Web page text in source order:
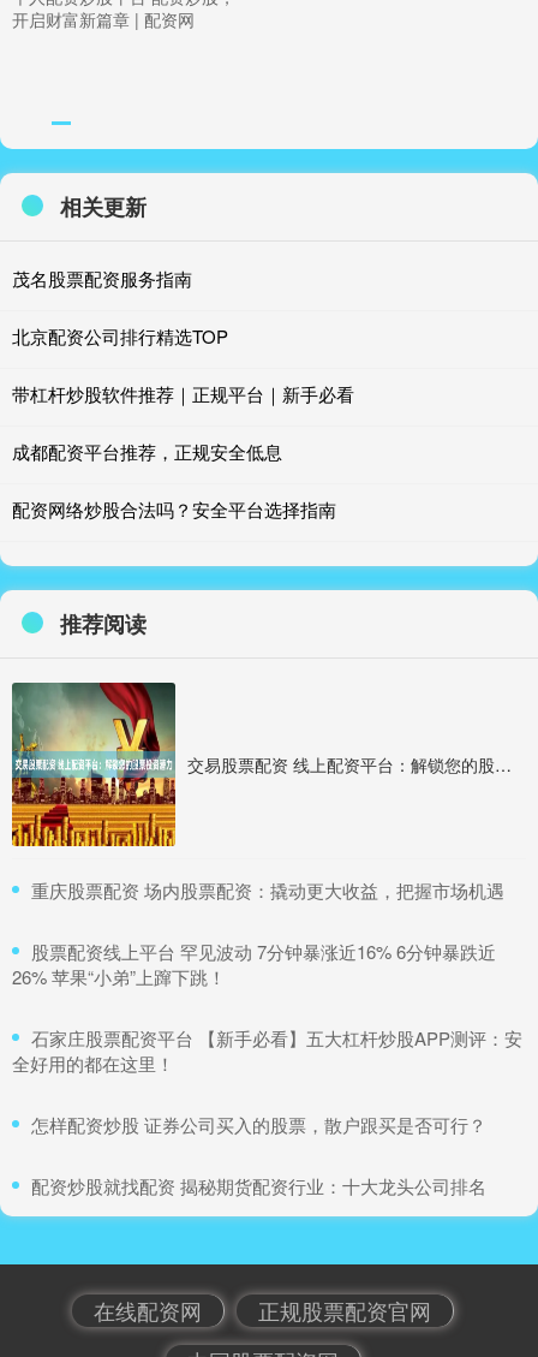
开启财富新篇章 | 配资网
相关更新
茂名股票配资服务指南
北京配资公司排行精选TOP
带杠杆炒股软件推荐｜正规平台｜新手必看
成都配资平台推荐，正规安全低息
配资网络炒股合法吗？安全平台选择指南
推荐阅读
交易股票配资 线上配资平台：解锁您的股票投资潜力
​重庆股票配资 场内股票配资：撬动更大收益，把握市场机遇
​股票配资线上平台 罕见波动 7分钟暴涨近16% 6分钟暴跌近
26% 苹果“小弟”上蹿下跳！
​石家庄股票配资平台 【新手必看】五大杠杆炒股APP测评：安
全好用的都在这里！
​怎样配资炒股 证券公司买入的股票，散户跟买是否可行？
​配资炒股就找配资 揭秘期货配资行业：十大龙头公司排名
在线配资网
正规股票配资官网